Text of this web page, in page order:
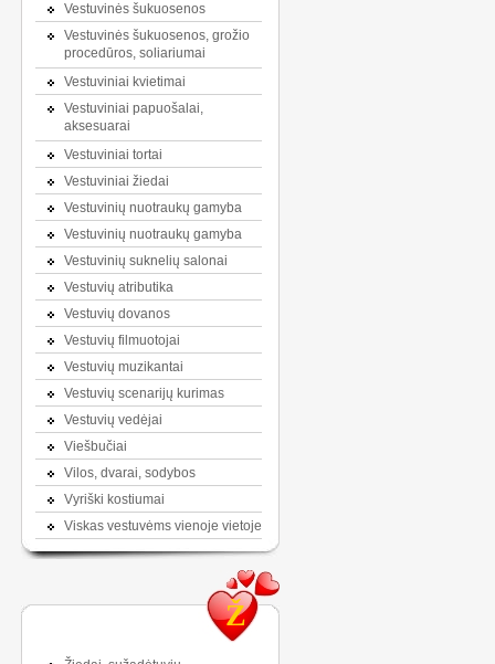
Vestuvinės šukuosenos
Vestuvinės šukuosenos, grožio
procedūros, soliariumai
Vestuviniai kvietimai
Vestuviniai papuošalai,
aksesuarai
Vestuviniai tortai
Vestuviniai žiedai
Vestuvinių nuotraukų gamyba
Vestuvinių nuotraukų gamyba
Vestuvinių suknelių salonai
Vestuvių atributika
Vestuvių dovanos
Vestuvių filmuotojai
Vestuvių muzikantai
Vestuvių scenarijų kurimas
Vestuvių vedėjai
Viešbučiai
Vilos, dvarai, sodybos
Vyriški kostiumai
Viskas vestuvėms vienoje vietoje
Ž